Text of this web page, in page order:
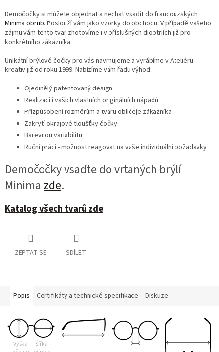
Demočočky si můžete objednat a nechat vsadit do francouzských
Minima obrub. Poslouží vám jako vzorky do obchodu. V případě vašeho
zájmu vám tento tvar zhotovíme i v příslušných dioptriích již pro
konkrétního zákazníka.
Unikátní brýlové čočky pro vás navrhujeme a vyrábíme v Ateliéru
kreativ již od roku 1999. Nabízíme vám řadu výhod:
Ojedinělý patentovaný design
Realizaci i vašich vlastních originálních nápadů
Přizpůsobení rozměrům a tvaru obličeje zákazníka
Zakrytí okrajové tloušťky čočky
Barevnou variabilitu
Ruční práci - možnost reagovat na vaše individuální požadavky
Demočočky vsaďte do vrtaných brýlí
Minima zde.
Katalog všech tvarů zde
ZEPTAT SE SDÍLET
Popis Certifikáty a technické specifikace Diskuze
Výška
Šířka